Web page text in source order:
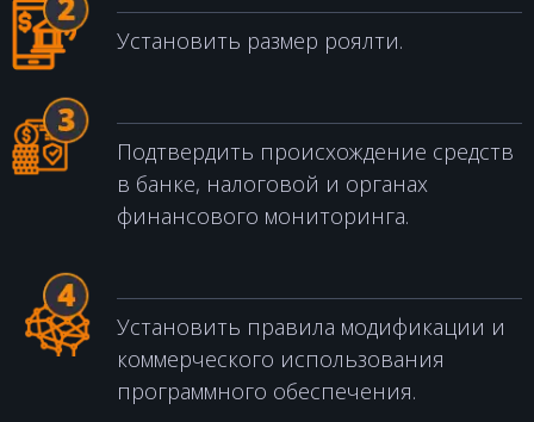
Установить размер роялти.
Подтвердить происхождение средств
в банке, налоговой и органах
финансового мониторинга.
Установить правила модификации и
коммерческого использования
программного обеспечения.